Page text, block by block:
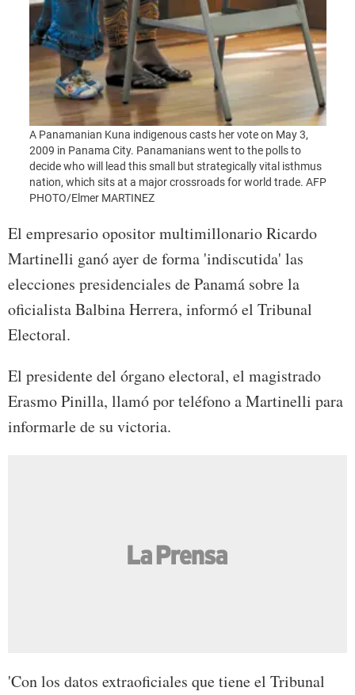
A Panamanian Kuna indigenous casts her vote on May 3,
2009 in Panama City. Panamanians went to the polls to
decide who will lead this small but strategically vital isthmus
nation, which sits at a major crossroads for world trade. AFP
PHOTO/Elmer MARTINEZ
El empresario opositor multimillonario Ricardo
Martinelli ganó ayer de forma 'indiscutida' las
elecciones presidenciales de Panamá sobre la
oficialista Balbina Herrera, informó el Tribunal
Electoral.
El presidente del órgano electoral, el magistrado
Erasmo Pinilla, llamó por teléfono a Martinelli para
informarle de su victoria.
'Con los datos extraoficiales que tiene el Tribunal